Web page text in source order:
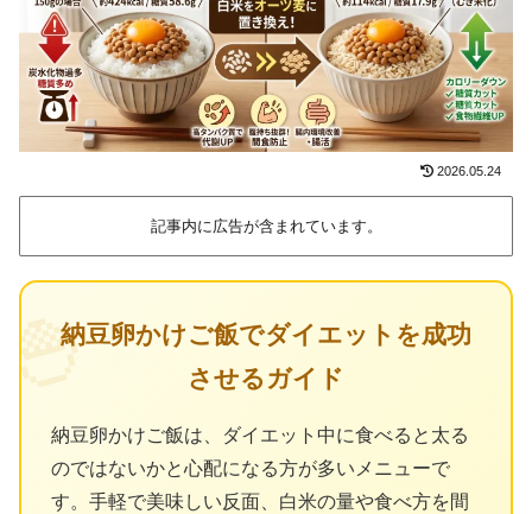
2026.05.24
記事内に広告が含まれています。
納豆卵かけご飯でダイエットを成功
させるガイド
納豆卵かけご飯は、ダイエット中に食べると太る
のではないかと心配になる方が多いメニューで
す。手軽で美味しい反面、白米の量や食べ方を間